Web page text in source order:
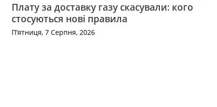
Плату за доставку газу скасували: кого
стосуються нові правила
П’ятниця, 7 Серпня, 2026